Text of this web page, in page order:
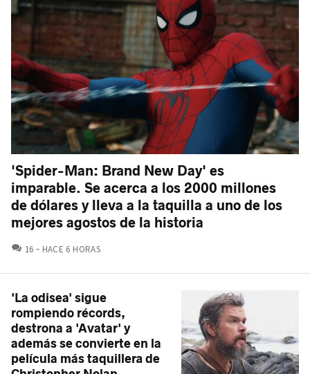
'Spider-Man: Brand New Day' es
imparable. Se acerca a los 2000 millones
de dólares y lleva a la taquilla a uno de los
mejores agostos de la historia
16 COMENTARIOS
HACE 6 HORAS
'La odisea' sigue
rompiendo récords,
destrona a 'Avatar' y
además se convierte en la
película más taquillera de